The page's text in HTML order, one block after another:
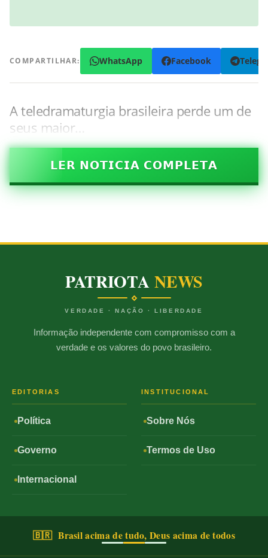
COMPARTILHAR: WhatsApp Facebook
A teledramaturgia brasileira perde um de
seus maior…
𝗟𝗘𝗥 𝗡𝗢𝗧𝗜𝗖𝗜𝗔 𝗖𝗢𝗠𝗣𝗟𝗘𝗧𝗔
PATRIOTANEWS
VERDADE · NAÇÃO · LIBERDADE
Informação independente com compromisso com a
verdade e os valores do povo brasileiro.
EDITORIAS
Política
Governo
Internacional
INSTITUCIONAL
Sobre Nós
Termos de Uso
🇧🇷 Brasil acima de tudo, Deus acima de todos